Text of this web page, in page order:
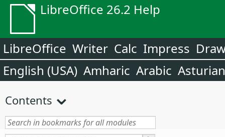
LibreOffice 26.2 Help
LibreOffice Writer Calc Impress
English (USA) Amharic Arabic Asturian
Contents